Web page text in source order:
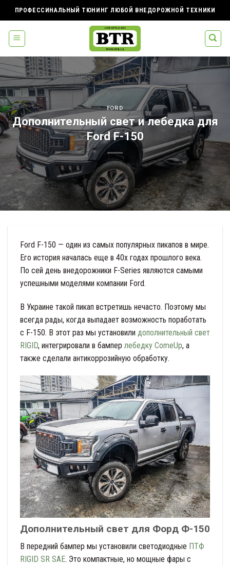
to
content
ПРОФЕССИНАЛЬНЫЙ ТЮНИНГ ЛЮБОЙ ВНЕДОРОЖНОЙ ТЕХНИКИ
FORD
Дополнительный свет и лебедка для
Ford F-150
Ford F-150 — один из самых популярных пикапов в мире.
Его история началась еще в 40х годах прошлого века.
По сей день внедорожники F-Series являются самыми
успешными моделями компании Ford.
В Украине такой пикап встретишь нечасто. Поэтому мы
всегда рады, когда выпадает возможность поработать
с F-150. В этот раз мы установили дополнительный свет
RIGID, интегрировали в бампер лебедку ComeUp, а
также сделали антикоррозийную обработку.
Дополнительный свет для Форд Ф-150
В передний бампер мы установили светодиодные ПТФ
RIGID SR SAE. Это компактные, но мощные фары с